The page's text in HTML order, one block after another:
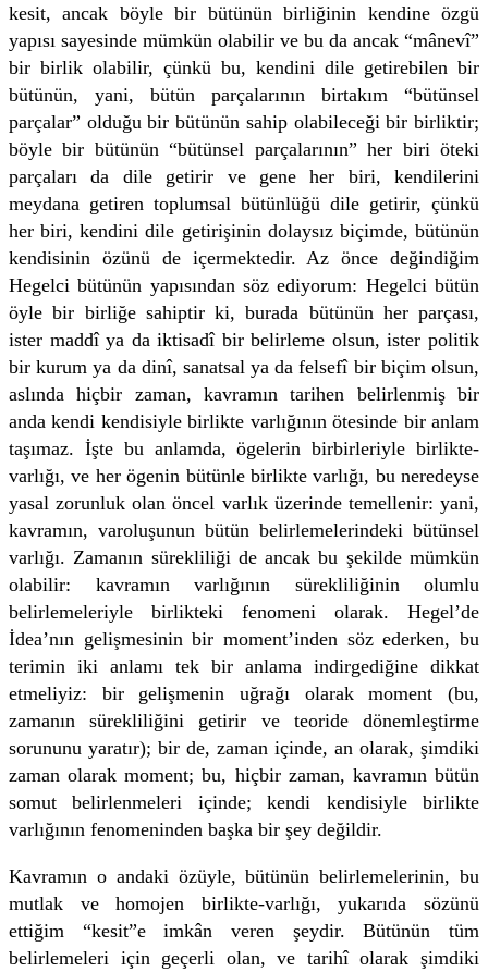
kesit, ancak böyle bir bütünün birliğinin kendine özgü
yapısı sayesinde mümkün olabilir ve bu da ancak “mânevî”
bir birlik olabilir, çünkü bu, kendini dile getirebilen bir
bütünün, yani, bütün parçalarının birtakım “bütünsel
parçalar” olduğu bir bütünün sahip olabileceği bir birliktir;
böyle bir bütünün “bütünsel parçalarının” her biri öteki
parçaları da dile getirir ve gene her biri, ken­dilerini
meydana getiren toplumsal bütünlüğü dile getirir, çünkü
her biri, kendini dile getirişinin dolaysız biçimde, bütünün
kendisinin özünü de içermektedir. Az önce değindiğim
Hegelci bütünün yapısından söz ediyorum: Hegelci bütün
öyle bir birliğe sahiptir ki, bu­rada bütünün her parçası,
ister maddî ya da iktisadî bir belirleme olsun, ister politik
bir kurum ya da dinî, sanatsal ya da felsefî bir biçim olsun,
aslında hiçbir zaman, kavramın tarihen belirlenmiş bir
anda kendi kendisiyle birlikte varlığının ötesinde bir anlam
taşımaz. İşte bu anlamda, ögelerin birbirleriyle birlikte-
varlığı, ve her ögenin bütünle birlikte varlığı, bu neredeyse
yasal zorunluk olan öncel varlık üzerinde temellenir: yani,
kavramın, varoluşunun bütün belirlemelerindeki bütünsel
varlığı. Zamanın sürekliliği de ancak bu şekilde mümkün
olabilir: kavramın varlığının sürekliliğinin olumlu
belirlemeleriyle birlikteki fenomeni olarak. Hegel’de
İdea’nın gelişmesinin bir moment’inden söz ederken, bu
terimin iki anlamı tek bir anlama indirgediğine dikkat
etmeliyiz: bir gelişmenin uğrağı olarak moment (bu,
zamanın sürekliliğini getirir ve teoride dönemleştirme
sorununu yaratır); bir de, zaman içinde, an olarak, şimdiki
zaman olarak moment; bu, hiçbir zaman, kavramın bütün
somut belirlenmeleri içinde; kendi kendisiyle birlikte
varlığının fenomeninden başka bir şey değildir.
Kavramın o andaki özüyle, bütünün belirlemelerinin, bu
mutlak ve homojen birlikte-varlığı, yukarıda sözünü
ettiğim “kesit”e imkân veren şeydir. Bütünün tüm
belirlemeleri için geçerli olan, ve tarihî olarak şimdiki